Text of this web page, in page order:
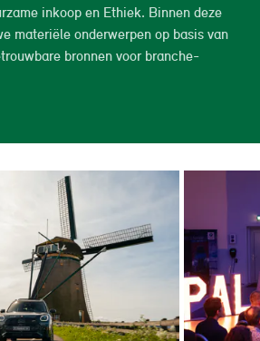
inkoop en Ethiek. Binnen deze
materiële onderwerpen op basis van
bronnen voor branche-